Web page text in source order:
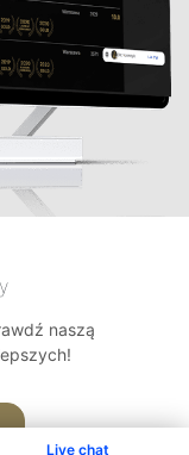
Live chat
naszą